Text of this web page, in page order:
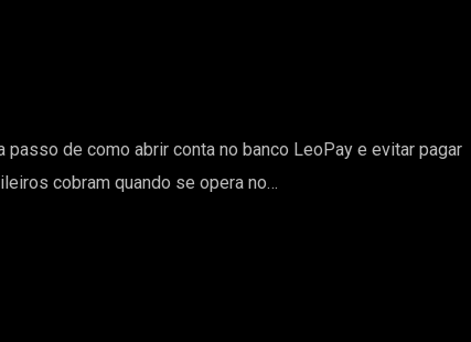
de como abrir conta no banco LeoPay e evitar pagar
cobram quando se opera no…